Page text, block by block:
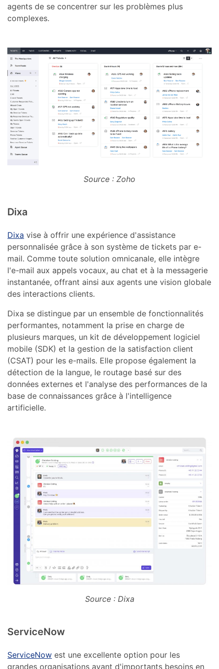
agents de se concentrer sur les problèmes plus
complexes.
Source : Zoho
Dixa
Dixa vise à offrir une expérience d'assistance
personnalisée grâce à son système de tickets par e-
mail. Comme toute solution omnicanale, elle intègre
l'e-mail aux appels vocaux, au chat et à la messagerie
instantanée, offrant ainsi aux agents une vision globale
des interactions clients.
Dixa se distingue par un ensemble de fonctionnalités
performantes, notamment la prise en charge de
plusieurs marques, un kit de développement logiciel
mobile (SDK) et la gestion de la satisfaction client
(CSAT) pour les e-mails. Elle propose également la
détection de la langue, le routage basé sur des
données externes et l'analyse des performances de la
base de connaissances grâce à l'intelligence
artificielle.
Source : Dixa
ServiceNow
ServiceNow est une excellente option pour les
grandes organisations ayant d'importants besoins en